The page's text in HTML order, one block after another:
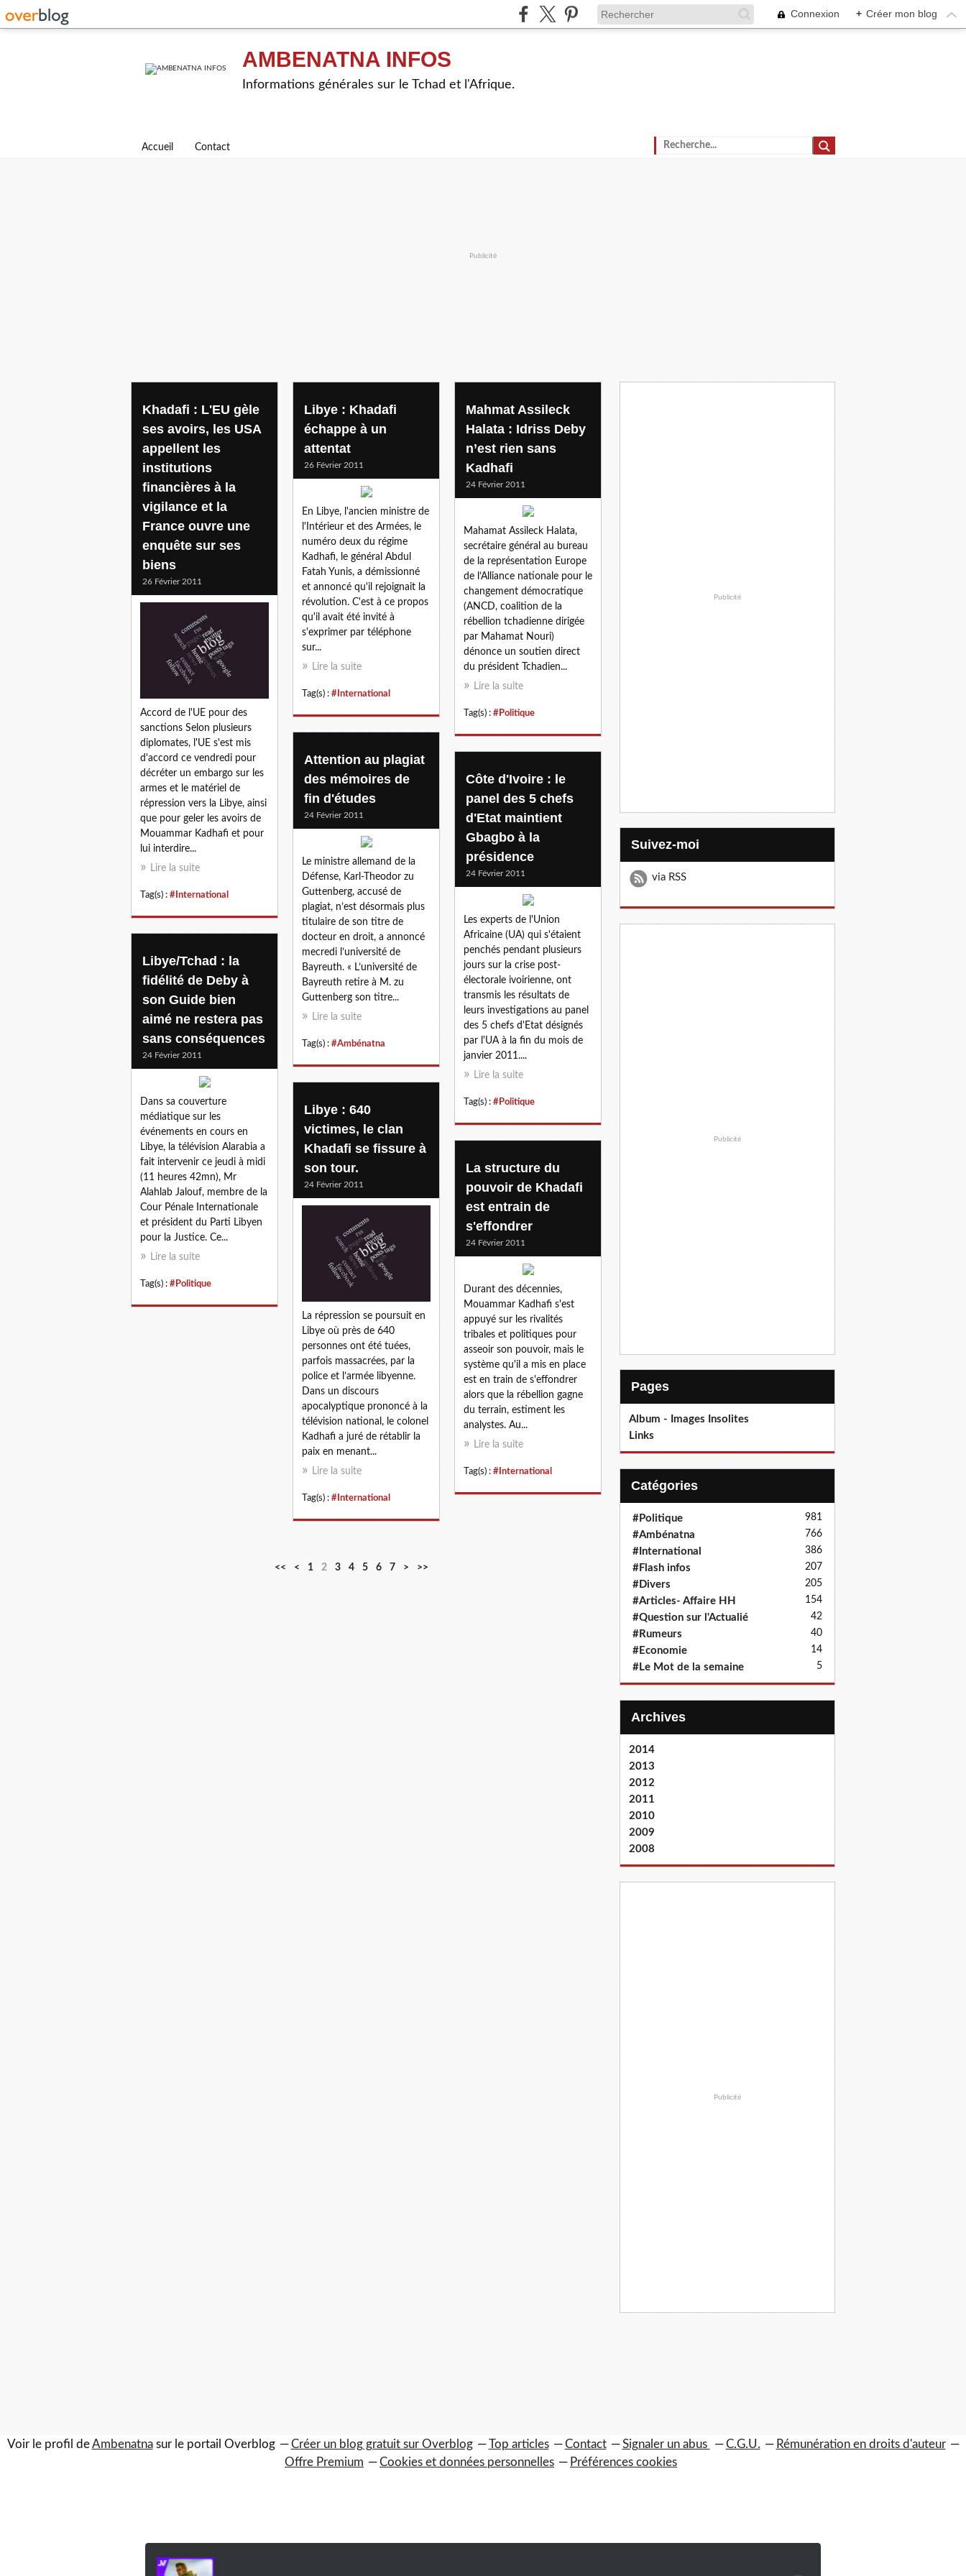
Connexion + Créer mon blog
AMBENATNA INFOS
Informations générales sur le Tchad et l'Afrique.
Accueil Contact
Publicité
Khadafi : L'EU gèle
ses avoirs, les USA
appellent les
institutions
financières à la
vigilance et la
France ouvre une
enquête sur ses
biens
26 Février 2011
Accord de l'UE pour des
sanctions Selon plusieurs
diplomates, l'UE s'est mis
d'accord ce vendredi pour
décréter un embargo sur les
armes et le matériel de
répression vers la Libye, ainsi
que pour geler les avoirs de
Mouammar Kadhafi et pour
lui interdire...
Lire la suite
Tag(s) : #International
Libye : Khadafi
échappe à un
attentat
26 Février 2011
En Libye, l'ancien ministre de
l'Intérieur et des Armées, le
numéro deux du régime
Kadhafi, le général Abdul
Fatah Yunis, a démissionné
et annoncé qu'il rejoignait la
révolution. C'est à ce propos
qu'il avait été invité à
s'exprimer par téléphone
sur...
Lire la suite
Tag(s) : #International
Mahmat Assileck
Halata : Idriss Deby
n’est rien sans
Kadhafi
24 Février 2011
Mahamat Assileck Halata,
secrétaire général au bureau
de la représentation Europe
de l’Alliance nationale pour le
changement démocratique
(ANCD, coalition de la
rébellion tchadienne dirigée
par Mahamat Nouri)
dénonce un soutien direct
du président Tchadien...
Lire la suite
Tag(s) : #Politique
Attention au plagiat
des mémoires de
fin d'études
24 Février 2011
Le ministre allemand de la
Défense, Karl-Theodor zu
Guttenberg, accusé de
plagiat, n’est désormais plus
titulaire de son titre de
docteur en droit, a annoncé
mecredi l’université de
Bayreuth. « L’université de
Bayreuth retire à M. zu
Guttenberg son titre...
Lire la suite
Tag(s) : #Ambénatna
Côte d'Ivoire : le
panel des 5 chefs
d'Etat maintient
Gbagbo à la
présidence
24 Février 2011
Les experts de l'Union
Africaine (UA) qui s'étaient
penchés pendant plusieurs
jours sur la crise post-
électorale ivoirienne, ont
transmis les résultats de
leurs investigations au panel
des 5 chefs d'Etat désignés
par l'UA à la fin du mois de
janvier 2011....
Lire la suite
Tag(s) : #Politique
Libye/Tchad : la
fidélité de Deby à
son Guide bien
aimé ne restera pas
sans conséquences
24 Février 2011
Dans sa couverture
médiatique sur les
événements en cours en
Libye, la télévision Alarabia a
fait intervenir ce jeudi à midi
(11 heures 42mn), Mr
Alahlab Jalouf, membre de la
Cour Pénale Internationale
et président du Parti Libyen
pour la Justice. Ce...
Lire la suite
Tag(s) : #Politique
Libye : 640
victimes, le clan
Khadafi se fissure à
son tour.
24 Février 2011
La répression se poursuit en
Libye où près de 640
personnes ont été tuées,
parfois massacrées, par la
police et l’armée libyenne.
Dans un discours
apocalyptique prononcé à la
télévision national, le colonel
Kadhafi a juré de rétablir la
paix en menant...
Lire la suite
Tag(s) : #International
La structure du
pouvoir de Khadafi
est entrain de
s'effondrer
24 Février 2011
Durant des décennies,
Mouammar Kadhafi s'est
appuyé sur les rivalités
tribales et politiques pour
asseoir son pouvoir, mais le
système qu'il a mis en place
est en train de s'effondrer
alors que la rébellion gagne
du terrain, estiment les
analystes. Au...
Lire la suite
Tag(s) : #International
<< < 1 2 3 4 5 6 7 > >>
Publicité
Suivez-moi
via RSS
Publicité
Pages
Album - Images Insolites
Links
Catégories
#Politique 981
#Ambénatna 766
#International 386
#Flash infos 207
#Divers 205
#Articles- Affaire HH 154
#Question sur l'Actualié 42
#Rumeurs 40
#Economie 14
#Le Mot de la semaine 5
Archives
2014
2013
2012
2011
2010
2009
2008
Publicité
Voir le profil deAmbenatnasur le portail Overblog Créer un blog gratuit sur Overblog Top articles Contact Signaler un abus C.G.U.
Rémunération en droits d'auteur
Offre Premium
Cookies et données personnelles Préférences cookies